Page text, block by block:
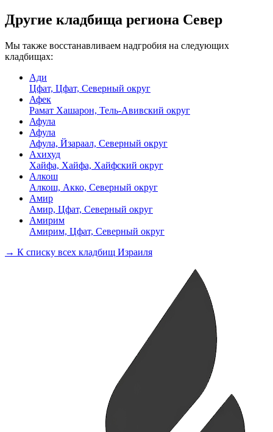
Другие кладбища региона Север
Мы также восстанавливаем надгробия на следующих
кладбищах:
Ади
Цфат, Цфат, Северный округ
Афек
Рамат Хашарон, Тель-Авивский округ
Афула
Афула
Афула, Йзараал, Северный округ
Ахихуд
Хайфа, Хайфа, Хайфский округ
Алкош
Алкош, Акко, Северный округ
Амир
Амир, Цфат, Северный округ
Амирим
Амирим, Цфат, Северный округ
→ К списку всех кладбищ Израиля